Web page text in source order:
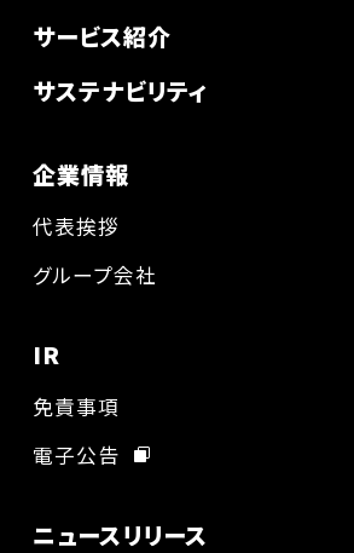
サービス紹介
サステナビリティ
企業情報
代表挨拶
グループ会社
IR
免責事項
電子公告
ニュースリリース